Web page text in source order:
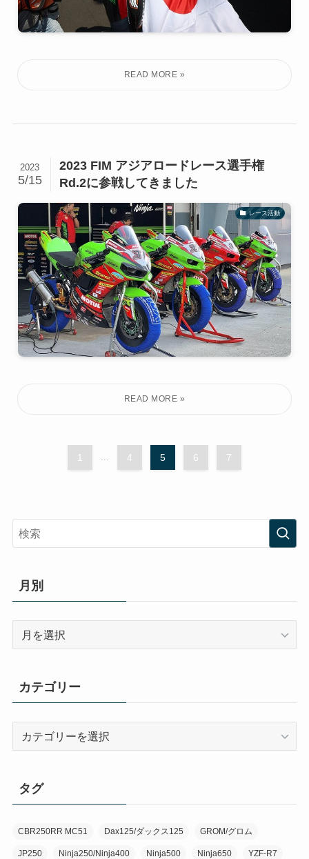
2023 FIM アジアロードレース選手権
Rd.2に参戦してきました
2023
5/15
レース活動
1 ... 4 5 6 7
月別
カテゴリー
ー
タグ
CBR250RR MC51 Dax125/ダックス125 GROM/グロム
JP250 Ninja250/Ninja400 Ninja500 Ninja650 YZF-R7